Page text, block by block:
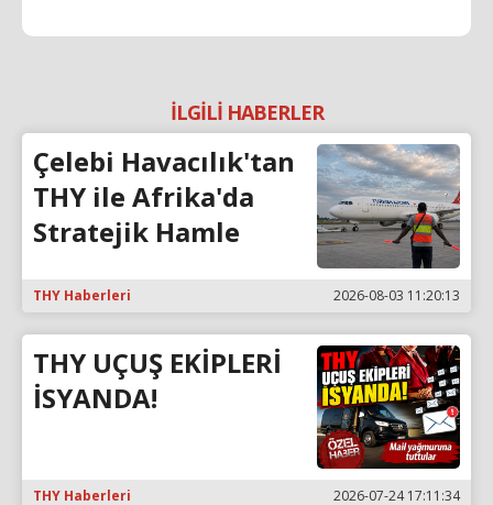
İLGİLİ HABERLER
Çelebi Havacılık'tan
THY ile Afrika'da
Stratejik Hamle
THY Haberleri 2026-08-03 11:20:13
THY UÇUŞ EKİPLERİ
İSYANDA!
THY Haberleri 2026-07-24 17:11:34